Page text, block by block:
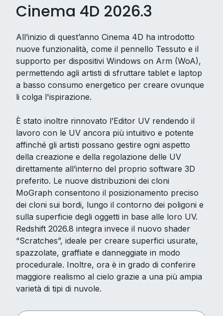
Cinema 4D 2026.3
All’inizio di quest’anno Cinema 4D ha introdotto
nuove funzionalità, come il pennello Tessuto e il
supporto per dispositivi Windows on Arm (WoA),
permettendo agli artisti di sfruttare tablet e laptop
a basso consumo energetico per creare ovunque
li colga l'ispirazione.
È stato inoltre rinnovato l’Editor UV rendendo il
lavoro con le UV ancora più intuitivo e potente
affinché gli artisti possano gestire ogni aspetto
della creazione e della regolazione delle UV
direttamente all’interno del proprio software 3D
preferito. Le nuove distribuzioni dei cloni
MoGraph consentono il posizionamento preciso
dei cloni sui bordi, lungo il contorno dei poligoni e
sulla superficie degli oggetti in base alle loro UV.
Redshift 2026.8 integra invece il nuovo shader
“Scratches”, ideale per creare superfici usurate,
spazzolate, graffiate e danneggiate in modo
procedurale. Inoltre, ora è in grado di conferire
maggiore realismo al cielo grazie a una più ampia
varietà di tipi di nuvole.